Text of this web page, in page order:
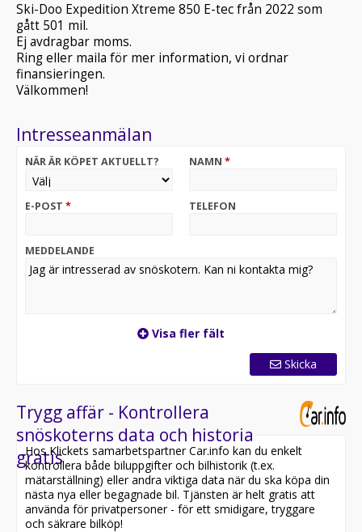
Ski-Doo Expedition Xtreme 850 E-tec från 2022 som
gått 501 mil.
Ej avdragbar moms.
Ring eller maila för mer information, vi ordnar
finansieringen.
Välkommen!
Intresseanmälan
NÄR ÄR KÖPET AKTUELLT? NAMN *
E-POST * TELEFON
MEDDELANDE
Visa fler fält
Skicka
Trygg affär - Kontrollera
snöskoterns data och historia
gratis
Hos Klickets samarbetspartner Car.info kan du enkelt
kontrollera både biluppgifter och bilhistorik (t.ex.
mätarställning) eller andra viktiga data när du ska köpa din
nästa nya eller begagnade bil. Tjänsten är helt gratis att
använda för privatpersoner - för ett smidigare, tryggare
och säkrare bilköp!